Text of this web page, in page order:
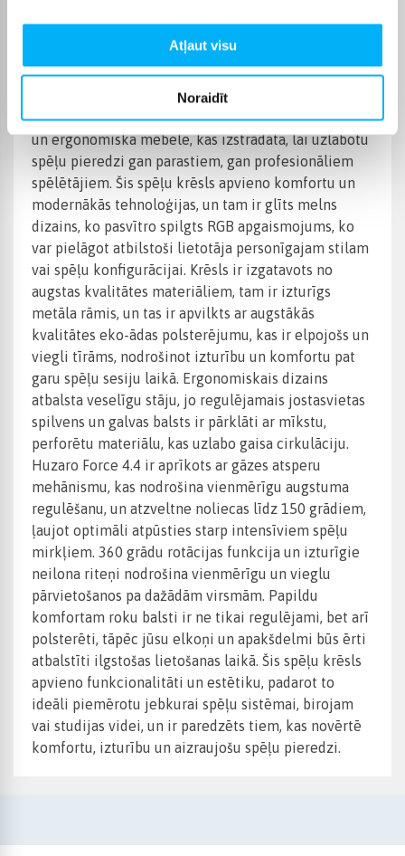
Atļaut visu
Noraidīt
Preces apraksts
"Huzaro Force 4.4 RGB Black Gaming Chair" ir stilīga
un ergonomiska mēbele, kas izstrādāta, lai uzlabotu
spēļu pieredzi gan parastiem, gan profesionāliem
spēlētājiem. Šis spēļu krēsls apvieno komfortu un
modernākās tehnoloģijas, un tam ir glīts melns
dizains, ko pasvītro spilgts RGB apgaismojums, ko
var pielāgot atbilstoši lietotāja personīgajam stilam
vai spēļu konfigurācijai. Krēsls ir izgatavots no
augstas kvalitātes materiāliem, tam ir izturīgs
metāla rāmis, un tas ir apvilkts ar augstākās
kvalitātes eko-ādas polsterējumu, kas ir elpojošs un
viegli tīrāms, nodrošinot izturību un komfortu pat
garu spēļu sesiju laikā. Ergonomiskais dizains
atbalsta veselīgu stāju, jo regulējamais jostasvietas
spilvens un galvas balsts ir pārklāti ar mīkstu,
perforētu materiālu, kas uzlabo gaisa cirkulāciju.
Huzaro Force 4.4 ir aprīkots ar gāzes atsperu
mehānismu, kas nodrošina vienmērīgu augstuma
regulēšanu, un atzveltne noliecas līdz 150 grādiem,
ļaujot optimāli atpūsties starp intensīviem spēļu
mirkļiem. 360 grādu rotācijas funkcija un izturīgie
neilona riteņi nodrošina vienmērīgu un vieglu
pārvietošanos pa dažādām virsmām. Papildu
komfortam roku balsti ir ne tikai regulējami, bet arī
polsterēti, tāpēc jūsu elkoņi un apakšdelmi būs ērti
atbalstīti ilgstošas lietošanas laikā. Šis spēļu krēsls
apvieno funkcionalitāti un estētiku, padarot to
ideāli piemērotu jebkurai spēļu sistēmai, birojam
vai studijas videi, un ir paredzēts tiem, kas novērtē
komfortu, izturību un aizraujošu spēļu pieredzi.